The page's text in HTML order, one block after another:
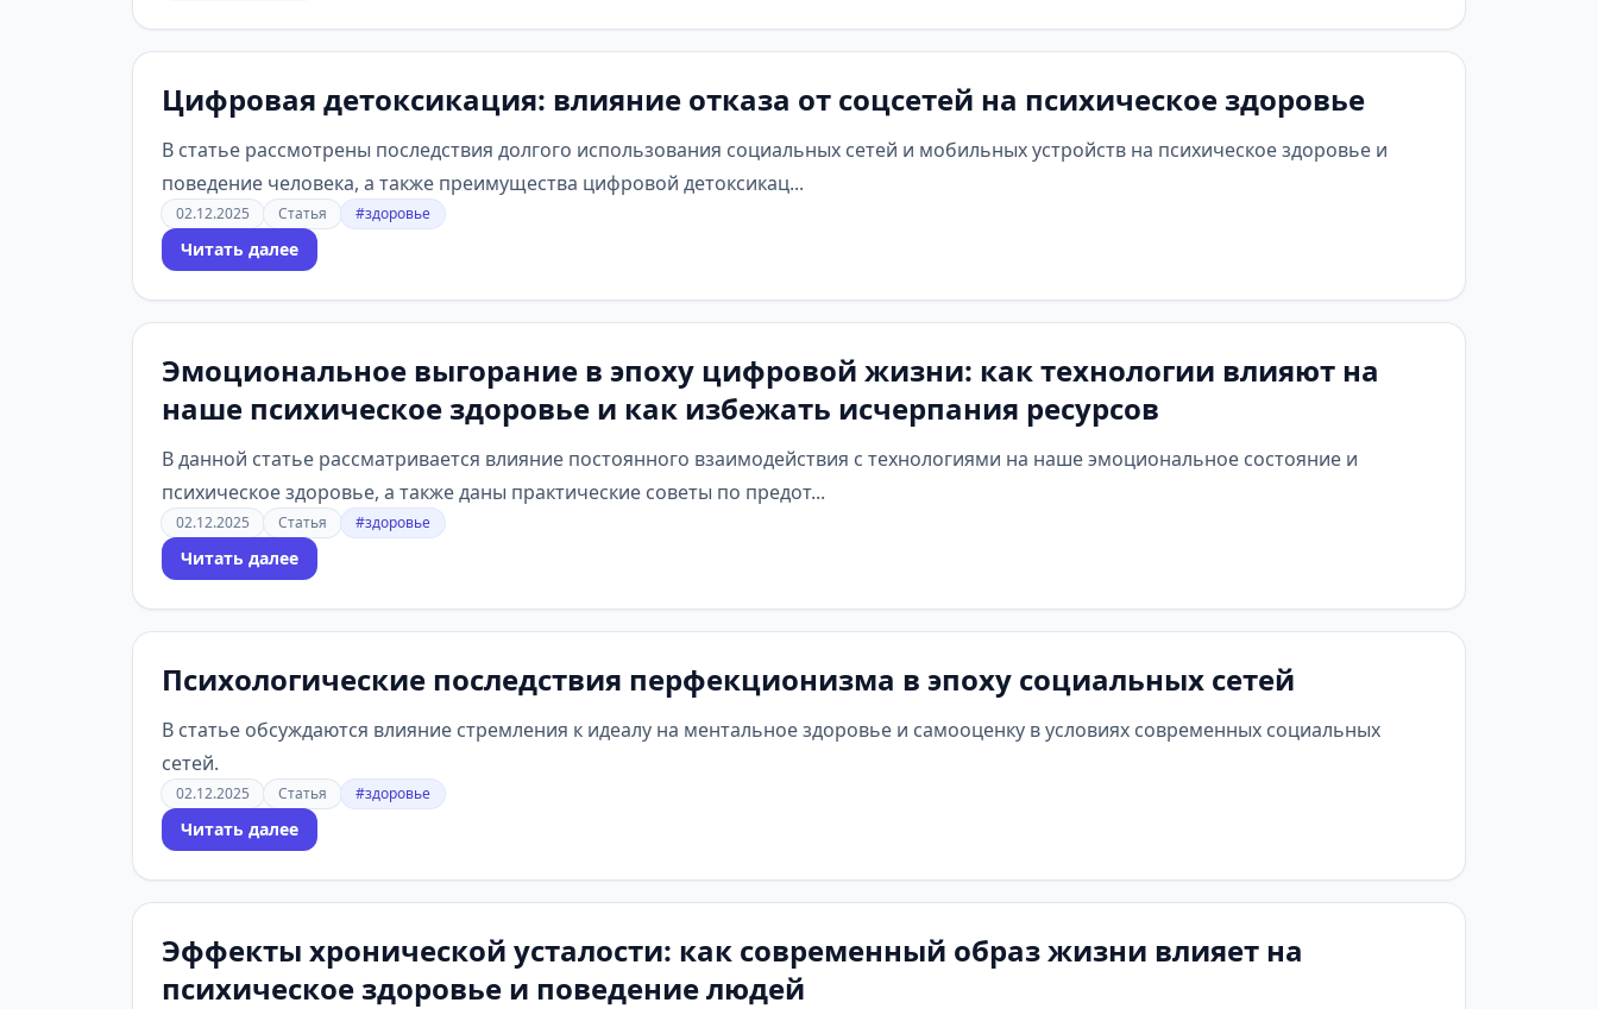
Цифровая детоксикация: влияние отказа от соцсетей на психическое здоровье
В статье рассмотрены последствия долгого использования социальных сетей и мобильных устройств на психическое здоровье и
поведение человека, а также преимущества цифровой детоксикац...
02.12.2025 Статья #здоровье
Читать далее
Эмоциональное выгорание в эпоху цифровой жизни: как технологии влияют на
наше психическое здоровье и как избежать исчерпания ресурсов
В данной статье рассматривается влияние постоянного взаимодействия с технологиями на наше эмоциональное состояние и
психическое здоровье, а также даны практические советы по предот...
02.12.2025 Статья #здоровье
Читать далее
Психологические последствия перфекционизма в эпоху социальных сетей
В статье обсуждаются влияние стремления к идеалу на ментальное здоровье и самооценку в условиях современных социальных
сетей.
02.12.2025 Статья #здоровье
Читать далее
Эффекты хронической усталости: как современный образ жизни влияет на
психическое здоровье и поведение людей